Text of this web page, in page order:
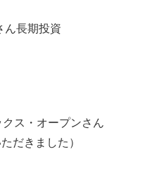
ん長期投資
ス・オープンさん
だきました）